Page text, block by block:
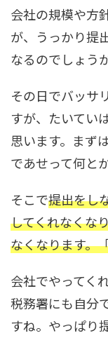
会社の規模や方
が、うっかり提
なるのでしょうか
その日でバッサ
すが、たいてい
思います。まず
であせって何と
そこで提出をし
してくれなくな
なくなります。
会社でやってく
税務署にも自分
すね。やっぱり